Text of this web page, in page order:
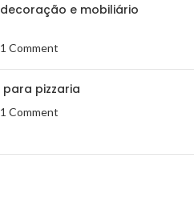
e mobiliário
1 Comment
pizzaria
1 Comment